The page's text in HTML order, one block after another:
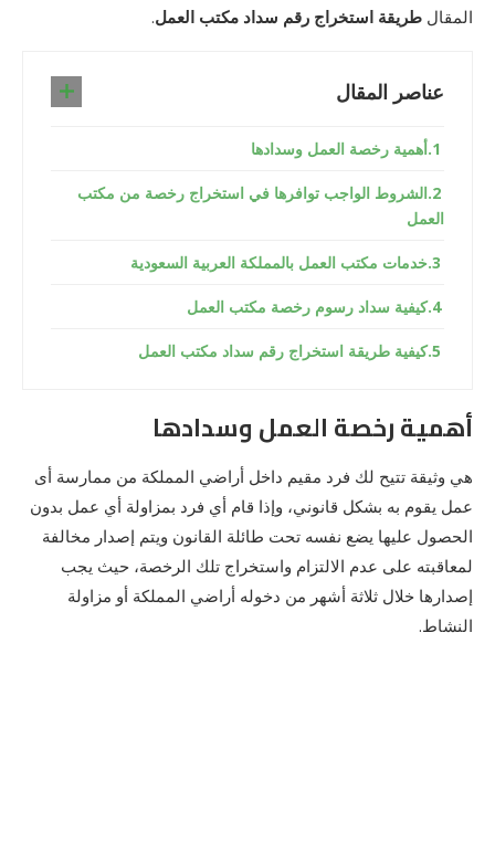
المقال طريقة استخراج رقم سداد مكتب العمل.
عناصر المقال
أهمية رخصة العمل وسدادها
الشروط الواجب توافرها في استخراج رخصة من مكتب
العمل
خدمات مكتب العمل بالمملكة العربية السعودية
كيفية سداد رسوم رخصة مكتب العمل
كيفية طريقة استخراج رقم سداد مكتب العمل
أهمية رخصة العمل وسدادها
هي وثيقة تتيح لك فرد مقيم داخل أراضي المملكة من ممارسة أى
عمل يقوم به بشكل قانوني، وإذا قام أي فرد بمزاولة أي عمل بدون
الحصول عليها يضع نفسه تحت طائلة القانون ويتم إصدار مخالفة
لمعاقبته على عدم الالتزام واستخراج تلك الرخصة، حيث يجب
إصدارها خلال ثلاثة أشهر من دخوله أراضي المملكة أو مزاولة
النشاط.